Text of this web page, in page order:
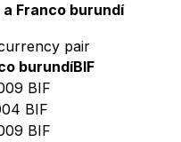
Franco burundí
pair
burundíBIF
BIF
BIF
BIF